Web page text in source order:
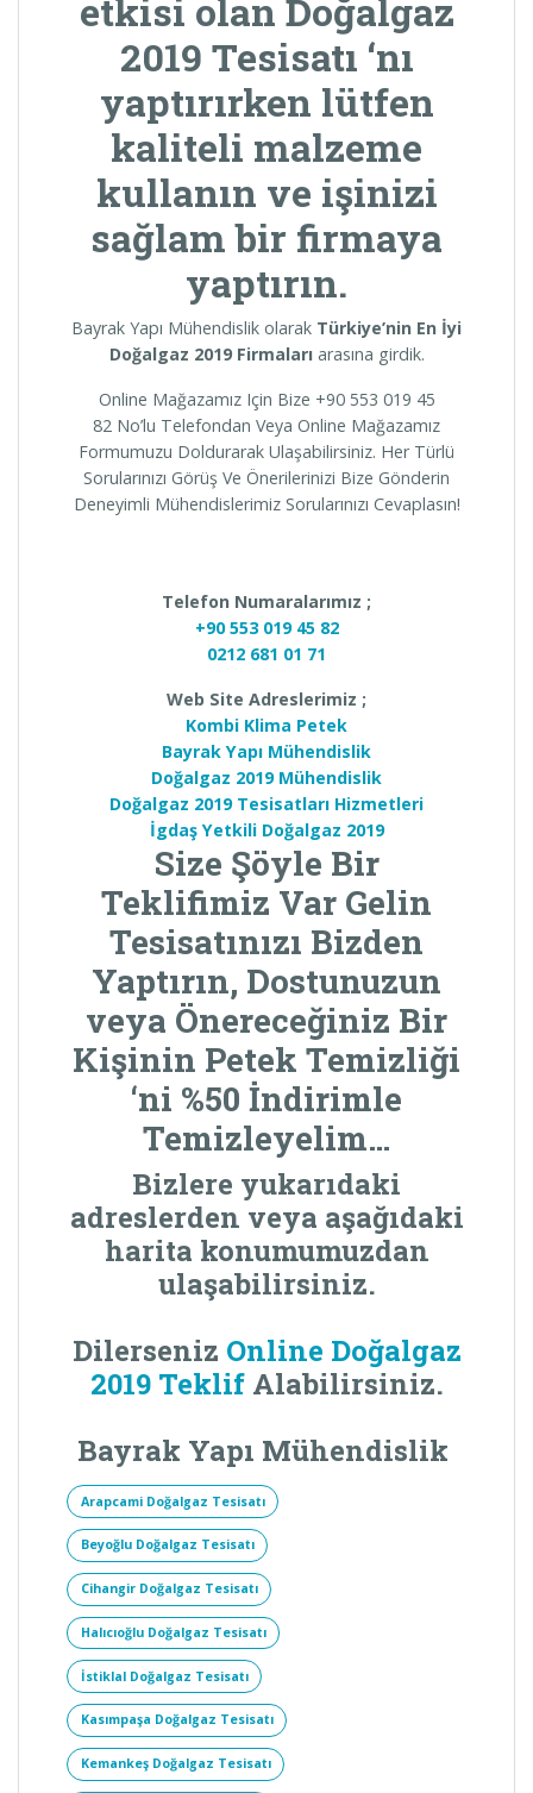
etkisi olan Doğalgaz
2019 Tesisatı ‘nı
yaptırırken lütfen
kaliteli malzeme
kullanın ve işinizi
sağlam bir firmaya
yaptırın.
Bayrak Yapı Mühendislik olarak Türkiye’nin En İyi
Doğalgaz 2019 Firmalarıarasına girdik.
Online Mağazamız Için Bize +90 553 019 45
82 No’lu Telefondan Veya Online Mağazamız
Formumuzu Doldurarak Ulaşabilirsiniz. Her Türlü
Sorularınızı Görüş Ve Önerilerinizi Bize Gönderin
Deneyimli Mühendislerimiz Sorularınızı Cevaplasın!
Telefon Numaralarımız ;
+90 553 019 45 82
0212 681 01 71
Web Site Adreslerimiz ;
Kombi Klima Petek
Bayrak Yapı Mühendislik
Doğalgaz 2019 Mühendislik
Doğalgaz 2019 Tesisatları Hizmetleri
İgdaş Yetkili Doğalgaz 2019
Size Şöyle Bir
Teklifimiz Var Gelin
Tesisatınızı Bizden
Yaptırın, Dostunuzun
veya Önereceğiniz Bir
Kişinin Petek Temizliği
‘ni %50 İndirimle
Temizleyelim…
Bizlere yukarıdaki
adreslerden veya aşağıdaki
harita konumumuzdan
ulaşabilirsiniz.
Dilerseniz Online Doğalgaz
2019 TeklifAlabilirsiniz.
Bayrak Yapı Mühendislik
Arapcami Doğalgaz Tesisatı
Beyoğlu Doğalgaz Tesisatı
Cihangir Doğalgaz Tesisatı
Halıcıoğlu Doğalgaz Tesisatı
İstiklal Doğalgaz Tesisatı
Kasımpaşa Doğalgaz Tesisatı
Kemankeş Doğalgaz Tesisatı